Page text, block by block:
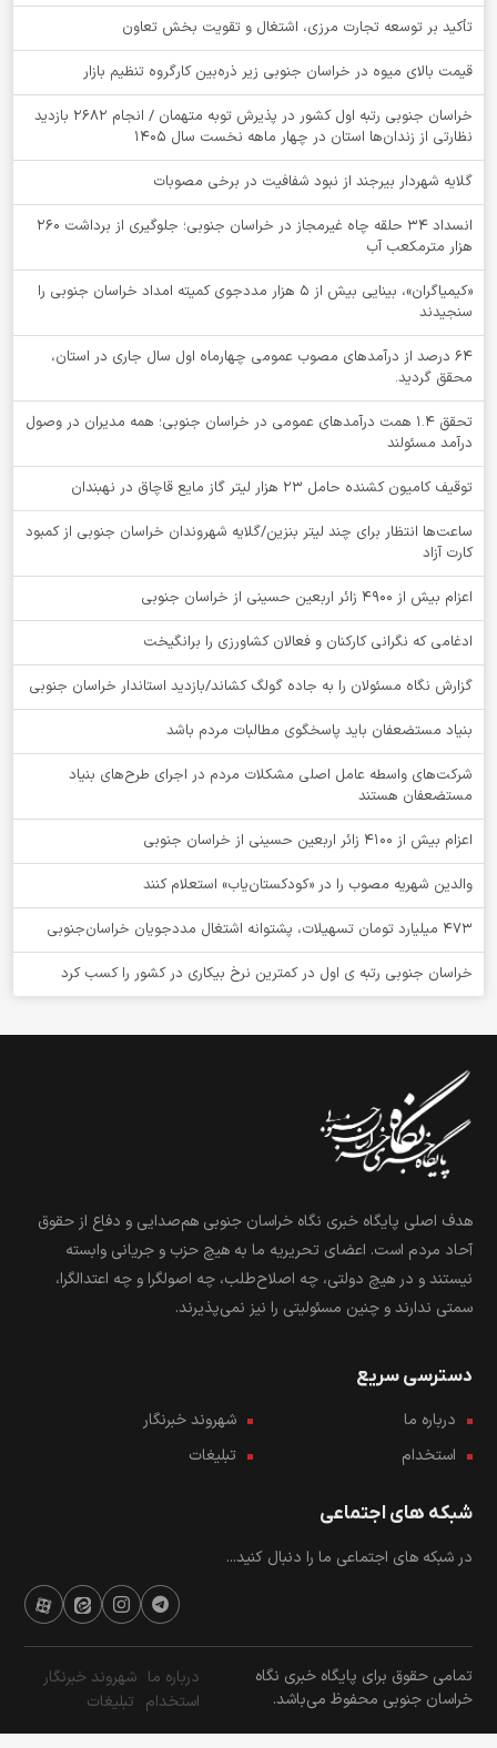
تأکید بر توسعه تجارت مرزی، اشتغال و تقویت بخش تعاون
قیمت بالای میوه در خراسان جنوبی زیر ذره‌بین کارگروه تنظیم بازار
خراسان جنوبی رتبه اول کشور در پذیرش توبه متهمان / انجام ۲۶۸۲ بازدید
نظارتی از زندان‌ها استان در چهار ماهه نخست سال 1405
گلایه شهردار بیرجند از نبود شفافیت در برخی مصوبات
انسداد ۳۴ حلقه چاه غیرمجاز در خراسان جنوبی؛ جلوگیری از برداشت ۲۶۰
هزار مترمکعب آب
«کیمیاگران»، بینایی بیش از ۵ هزار مددجوی کمیته امداد خراسان جنوبی را
سنجیدند
64 درصد از درآمدهای مصوب عمومی چهارماه اول سال جاری در استان،
محقق گردید.
تحقق ۱.۴ همت درآمدهای عمومی در خراسان جنوبی؛ همه مدیران در وصول
درآمد مسئولند
توقيف کامیون کشنده حامل 23 هزار لیتر گاز مایع قاچاق در نهبندان
ساعت‌ها انتظار برای چند لیتر بنزین/گلایه شهروندان خراسان جنوبی از کمبود
کارت آزاد
اعزام بیش از 4900 زائر اربعین حسینی از خراسان جنوبی
ادغامی که نگرانی کارکنان و فعالان کشاورزی را برانگیخت
گزارش نگاه مسئولان را به جاده گولگ کشاند/بازدید استاندار خراسان جنوبی
بنیاد مستضعفان باید پاسخگوی مطالبات مردم باشد
شرکت‌های واسطه عامل اصلی مشکلات مردم در اجرای طرح‌های بنیاد
مستضعفان هستند
اعزام بیش از 4100 زائر اربعین حسینی از خراسان جنوبی
والدین شهریه مصوب را در «کودکستان‌یاب» استعلام کنند
۴۷۳ میلیارد تومان تسهیلات، پشتوانه اشتغال مددجویان خراسان‌جنوبی
خراسان جنوبی رتبه ی اول در کمترین نرخ بیکاری در کشور را کسب کرد
هدف اصلی پایگاه خبری نگاه خراسان جنوبی هم‌صدایی و دفاع از حقوق
آحاد مردم است. اعضای تحریریه ما به هیچ حزب و جریانی وابسته
نیستند و در هیچ دولتی، چه اصلاح‌طلب، چه اصولگرا و چه اعتدالگرا،
سمتی ندارند و چنین مسئولیتی را نیز نمی‌پذیرند.
دسترسی سریع
درباره ما
شهروند خبرنگار
استخدام
تبلیغات
شبکه های اجتماعی
در شبکه های اجتماعی ما را دنبال کنید...
تمامی حقوق برای پایگاه خبری نگاه
خراسان جنوبی محفوظ می‌باشد.
درباره ما شهروند خبرنگار
استخدام تبلیغات